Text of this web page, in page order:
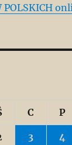
POLSKICH
C P
3 4